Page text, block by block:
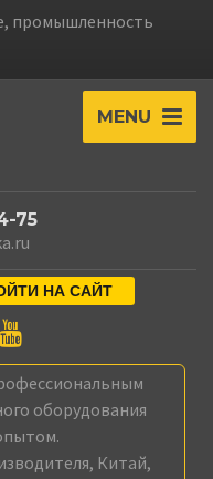
промышленность
MENU
75
НА САЙТ
оборудования
Китай,